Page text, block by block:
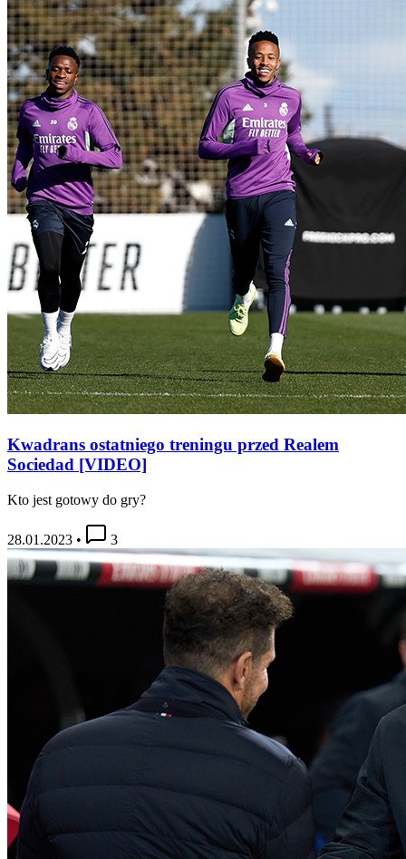
Kwadrans ostatniego treningu przed Realem
Sociedad [VIDEO]
Kto jest gotowy do gry?
28.01.2023 • 3